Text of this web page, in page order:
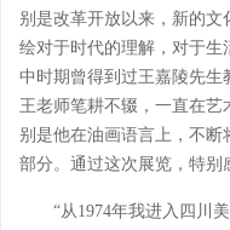
别是改革开放以来，新的
绘对于时代的理解，对于
中时期曾得到过王嘉陵先
王老师笔耕不辍，一直在
别是他在油画语言上，不
部分。通过这次展览，特
“从1974年我进入四川